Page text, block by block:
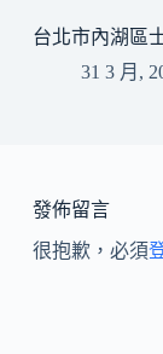
台北市內湖區
31 3 月,
發佈留言
很抱歉，必須